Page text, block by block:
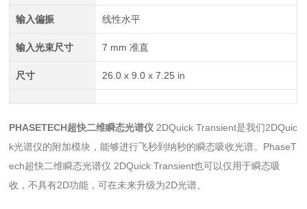
输入偏振 线性水平
输入光束尺寸 7 mm 准直
尺寸 26.0 x 9.0 x 7.25 in
PHASETECH超快二维瞬态光谱仪 2DQuick Transient是我们2DQuic
k光谱仪的附加模块，能够进行飞秒到纳秒的瞬态吸收光谱。PhaseT
ech超快二维瞬态光谱仪 2DQuick Transient也可以仅用于瞬态吸
收，不具有2D功能，可在未来升级为2D光谱。